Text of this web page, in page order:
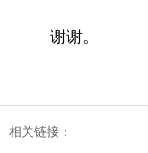
谢谢。
相关链接：